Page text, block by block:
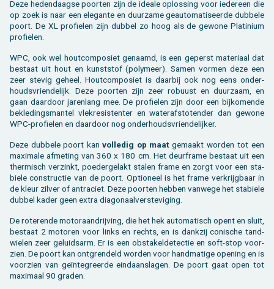
Deze he­den­daag­se poor­ten zijn de ide­a­le op­los­sing voor ie­der­een die
op zoek is naar een ele­gan­te en duur­za­me ge­au­to­ma­ti­seer­de dub­be­le
poort. De XL pro­fie­len zijn dub­bel zo hoog als de ge­wo­ne Pla­ti­ni­um
pro­fie­len.
WPC, ook wel hout­com­po­siet ge­naamd, is een ge­perst ma­te­ri­aal dat
be­staat uit hout en kunst­stof (po­ly­meer). Samen vor­men deze een
zeer ste­vig ge­heel. Hout­com­po­siet is daar­bij ook nog eens on­der­
houds­vrien­de­lijk. Deze poor­ten zijn zeer ro­buust en duur­zaam, en
gaan daar­door ja­ren­lang mee. De pro­fie­len zijn door een bij­ko­men­de
be­kle­dings­man­tel vle­kre­sis­ten­ter en wa­ter­af­sto­ten­der dan ge­wo­ne
WPC-pro­fie­len en daar­door nog on­der­houds­vrien­de­lij­ker.
Deze dub­be­le poort kan vol­le­dig op maatge­maakt wor­den tot een
maxi­ma­le af­me­ting van 360 x 180 cm. Het deur­fra­me be­staat uit een
ther­misch ver­zinkt, poe­der­ge­lakt sta­len frame en zorgt voor een sta­
bie­le con­struc­tie van de poort. Op­ti­o­neel is het frame ver­krijg­baar in
de kleur zil­ver of an­tra­ciet. Deze poor­ten heb­ben van­we­ge het sta­bie­le
dub­bel kader geen extra dia­go­naal­ver­ste­vi­ging.
De ro­te­ren­de mo­toraan­drij­ving, die het hek au­to­ma­tisch opent en sluit,
be­staat 2 mo­to­ren voor links en rechts, en is dank­zij co­ni­sche tand­
wie­len zeer ge­luids­arm. Er is een ob­sta­kel­de­tec­tie en soft-stop voor­
zien. De poort kan ont­gren­deld wor­den voor hand­ma­ti­ge ope­ning en is
voor­zien van geïnte­greer­de ein­daan­sla­gen. De poort gaat open tot
maxi­maal 90 gra­den.